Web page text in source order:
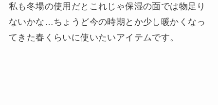
私も冬場の使用だとこれじゃ保湿の面では物足り
ないかな…ちょうど今の時期とか少し暖かくなっ
てきた春くらいに使いたいアイテムです。